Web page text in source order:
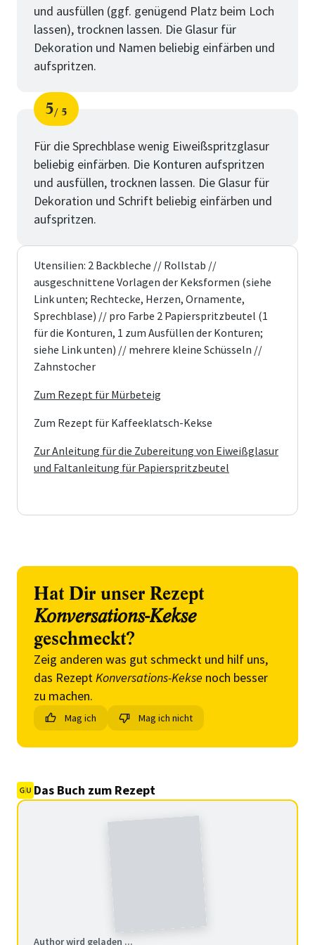
und ausfüllen (ggf. genügend Platz beim Loch
lassen), trocknen lassen. Die Glasur für
Dekoration und Namen beliebig einfärben und
aufspritzen.
Schritt
5
von
5
Für die Sprechblase wenig Eiweißspritzglasur
beliebig einfärben. Die Konturen aufspritzen
und ausfüllen, trocknen lassen. Die Glasur für
Dekoration und Schrift beliebig einfärben und
aufspritzen.
Utensilien: 2 Backbleche // Rollstab //
ausgeschnittene Vorlagen der Keksformen (siehe
Link unten; Rechtecke, Herzen, Ornamente,
Sprechblase) // pro Farbe 2 Papierspritzbeutel (1
für die Konturen, 1 zum Ausfüllen der Konturen;
siehe Link unten) // mehrere kleine Schüsseln //
Zahnstocher
Zum Rezept für Mürbeteig
Zum Rezept für Kaffeeklatsch-Kekse
Zur Anleitung für die Zubereitung von Eiweißglasur
und Faltanleitung für Papierspritzbeutel
Hat Dir unser Rezept
Konversations-Kekse
geschmeckt?
Zeig anderen was gut schmeckt und hilf uns,
das RezeptKonversations-Kekse noch besser
zu machen.
Mag ich Mag ich nicht
Das Buch zum Rezept
Author wird geladen ...